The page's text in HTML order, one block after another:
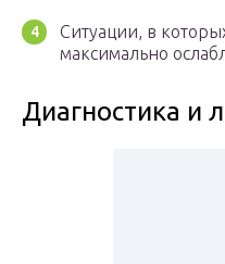
Ситуации, в
максимально
Диагностика и